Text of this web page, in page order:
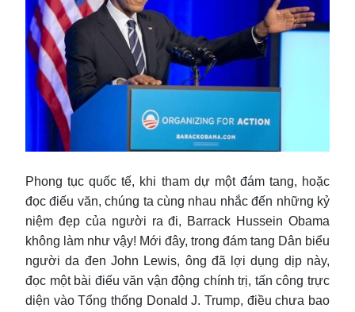
Phong tục quốc tế, khi tham dự một đám tang, hoặc
đọc điếu văn, chúng ta cùng nhau nhắc đến những kỷ
niệm đẹp của người ra đi, Barrack Hussein Obama
không làm như vậy! Mới đây, trong đám tang Dân biểu
người da đen John Lewis, ông đã lợi dụng dịp này,
đọc một bài điếu văn vận động chính trị, tấn công trực
diện vào Tổng thống Donald J. Trump, điều chưa bao